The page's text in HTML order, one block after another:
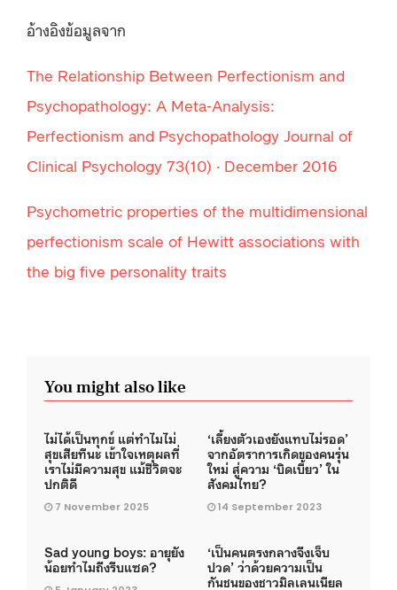
อ้างอิงข้อมูลจาก
The Relationship Between Perfectionism and
Psychopathology: A Meta-Analysis:
Perfectionism and Psychopathology Journal of
Clinical Psychology 73(10) · December 2016
Psychometric properties of the multidimensional
perfectionism scale of Hewitt associations with
the big five personality traits
You might also like
ไม่ได้เป็นทุกข์ แต่ทำไมไม่
สุขเสียทีนะ เข้าใจเหตุผลที่
เราไม่มีความสุข แม้ชีวิตจะ
ปกติดี
7 November 2025
‘เลี้ยงตัวเองยังแทบไม่รอด’
จากอัตราการเกิดของคนรุ่น
ใหม่ สู่ความ ‘บิดเบี้ยว’ ใน
สังคมไทย?
14 September 2023
Sad young boys: อายุยัง
น้อยทำไมถึงรีบแซด?
‘เป็นคนตรงกลางจึงเจ็บ
ปวด’ ว่าด้วยความเป็น
กันชนของชาวมิลเลนเนียล